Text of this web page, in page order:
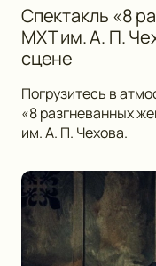
Спектакль «8
МХТ им. А. П.
сцене
Погрузитесь в
«8 разгневанных
им. А. П. Чехова.